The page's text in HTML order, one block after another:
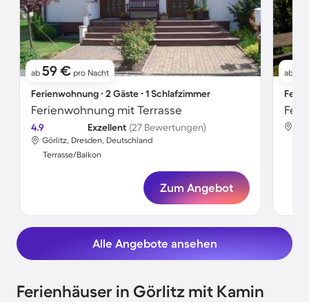
ab 59 € pro Nacht
Ferienwohnung ∙ 2 Gäste ∙ 1 Schlafzimmer
Ferienwohnung mit Terrasse
4.9 Exzellent (27 Bewertungen)
Görlitz, Dresden, Deutschland
Terrasse/Balkon
Zum Angebot
ab
Alle Angebote ansehen
Ferienhäuser in Görlitz mit Kamin